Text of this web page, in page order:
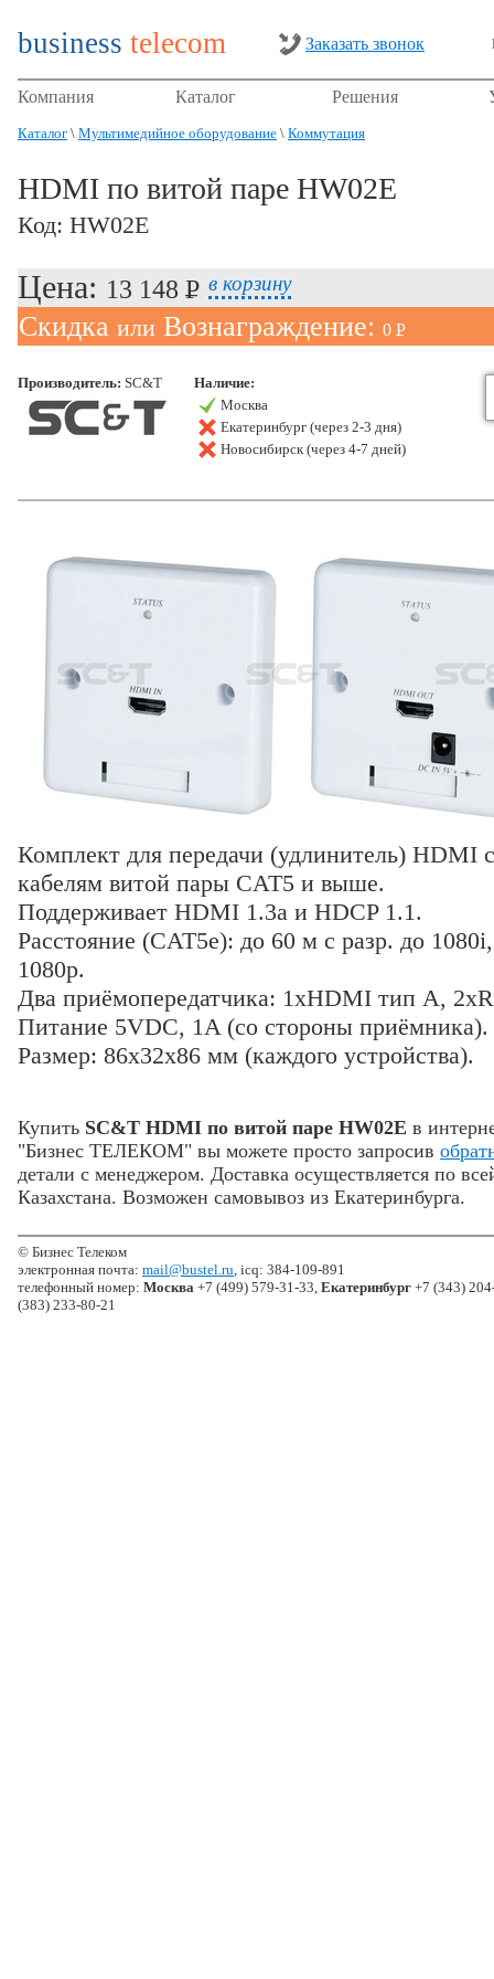
business telecom Заказать звонок
Компания Каталог Решения
Каталог \ Мультимедийное оборудование \ Коммутация
HDMI по витой паре HW02E
Код: HW02E
Цена: 13 148 PУБ.
в корзину
Скидка или Вознаграждение: 0 PУБ.
Производитель: SC&T
Наличие:
Москва
Екатеринбург (через 2-3 дня)
Новосибирск (через 4-7 дней)
Комплект для передачи (удлинитель) HDMI
кабелям витой пары CAT5 и выше.
Поддерживает HDMI 1.3a и HDCP 1.1.
Расстояние (CAT5e): до 60 м с разр. до
1080p.
Два приёмопередатчика: 1хHDMI тип А,
Питание 5VDC, 1A (со стороны приёмника).
Размер: 86x32x86 мм (каждого устройства).
Купить SC&T HDMI по витой паре HW02E в
"Бизнес ТЕЛЕКОМ" вы можете просто запросив
детали с менеджером. Доставка осуществляется по
Казахстана. Возможен самовывоз из Екатеринбурга.
© Бизнес Телеком
электронная почта: mail@bustel.ru, icq: 384-109-891
телефонный номер: Москва +7 (499) 579-31-33, Екатеринбург +7 (343)
(383) 233-80-21